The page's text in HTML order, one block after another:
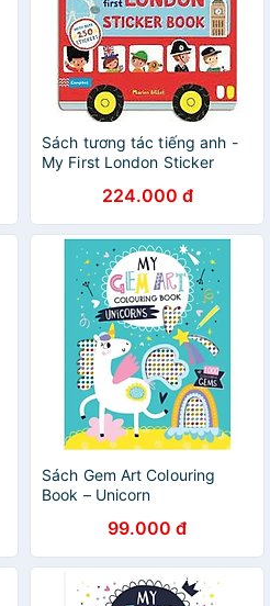
Sách tương tác tiếng anh -
My First London Sticker
224.000 đ
Sách Gem Art Colouring
Book – Unicorn
99.000 đ